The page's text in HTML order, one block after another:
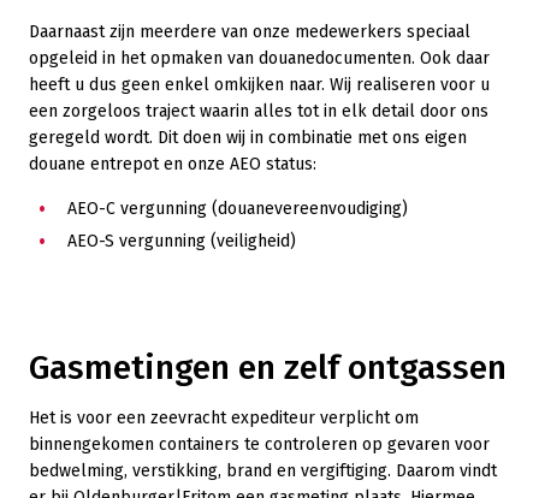
Daarnaast zijn meerdere van onze medewerkers speciaal
opgeleid in het opmaken van douanedocumenten. Ook daar
heeft u dus geen enkel omkijken naar. Wij realiseren voor u
een zorgeloos traject waarin alles tot in elk detail door ons
geregeld wordt. Dit doen wij in combinatie met ons eigen
douane entrepot en onze AEO status:
AEO-C vergunning (douanevereenvoudiging)
AEO-S vergunning (veiligheid)
Gasmetingen en zelf ontgassen
Het is voor een zeevracht expediteur verplicht om
binnengekomen containers te controleren op gevaren voor
bedwelming, verstikking, brand en vergiftiging. Daarom vindt